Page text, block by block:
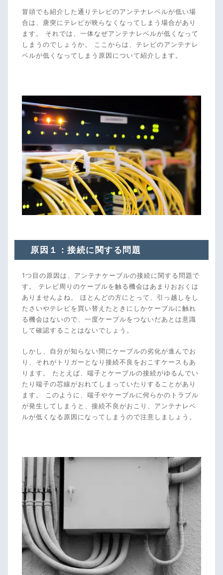
冒頭でも紹介した通りテレビのアンテナレベルが低い場
合は、唐突にテレビが映らなくなってしまう場合があり
ます。 それでは、一体なぜアンテナレベルが低くなって
しまうのでしょうか。 ここからは、テレビのアンテナレ
ベルが低くなってしまう原因について紹介します。
原因１：接続に関する問題
1つ目の原因は、アンテナケーブルの接続に関する問題で
す。 テレビ周りのケーブルを触る機会はあまりおおくは
ありませんよね。 ほとんどの方にとって、引っ越しをし
たさいやテレビを買い替えたときにしかケーブルに触れ
る機会はないので、一度ケーブルをつないだあとは意識
して確認することはないでしょう。
しかし、自分が知らない間にケーブルの劣化が進んでお
り、それがトリガーとなり接続不良をおこすケースもあ
ります。 たとえば、端子とケーブルの接続がゆるんでい
たり端子の芯線がおれてしまっていたりすることがあり
ます。 このように、端子やケーブルに何らかのトラブル
が発生してしまうと、接続不良がおこり、アンテナレベ
ルが低くなる原因になってしまうので注意しましょう。